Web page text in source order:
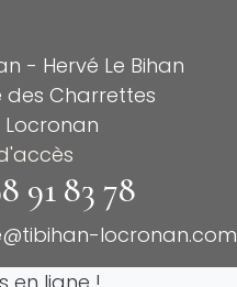
- Hervé Le Bihan
des Charrettes
Locronan
91 83 78
locronan.com